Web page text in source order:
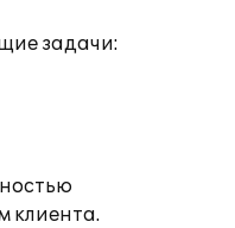
задачи:
клиента.